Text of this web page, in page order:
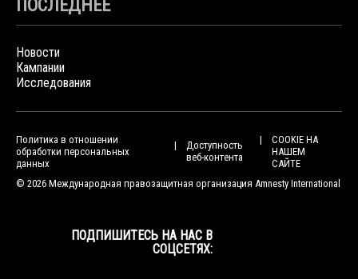
ПОСЛЕДНЕЕ
Новости
Кампании
Исследования
Политика в отношении
обработки персональных
данных
Доступность
веб-контента
COOKIE НА
НАШЕМ
САЙТЕ
© 2026 Международная правозащитная организация Amnesty International
ПОДПИШИТЕСЬ НА НАС В
СОЦСЕТЯХ: